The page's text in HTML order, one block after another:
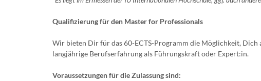
Qualifizierung für den Master for Professionals
Wir bieten Dir für das 60-ECTS-Programm die Möglichkeit,
langjährige Berufserfahrung als Führungskraft oder Expert:in.
Voraussetzungen für die Zulassung sind: